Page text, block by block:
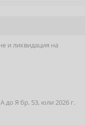
и ликвидация на
до Я бр. 53, юли 2026 г.